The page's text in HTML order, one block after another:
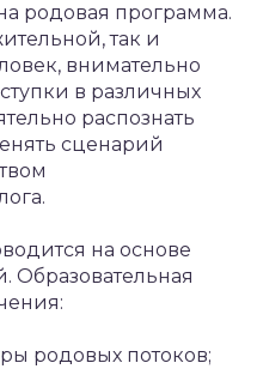
родовая программа.
так и
внимательно
в различных
распознать
сценарий
на основе
Образовательная
родовых потоков;